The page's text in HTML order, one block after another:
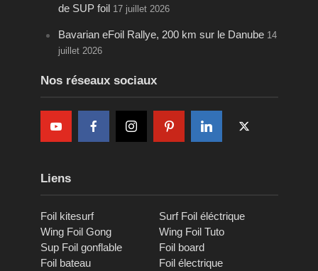
de SUP foil 17 juillet 2026
Bavarian eFoil Rallye, 200 km sur le Danube 14
juillet 2026
Nos réseaux sociaux
Liens
Foil kitesurf
Surf Foil éléctrique
Wing Foil Gong
Wing Foil Tuto
Sup Foil gonflable
Foil board
Foil bateau
Foil électrique